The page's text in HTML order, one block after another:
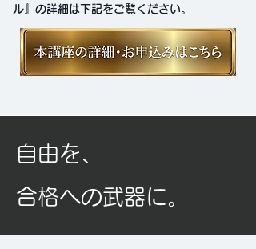
ル』の詳細は下記をご覧ください。
自由を、
合格への武器に。